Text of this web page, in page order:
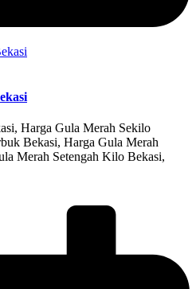
Harga Gula Merah Sekilo
Bekasi, Harga Gula Merah
Merah Setengah Kilo Bekasi,